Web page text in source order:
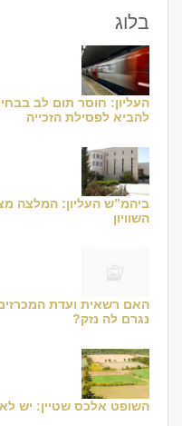
בלוג
העליון: חוסר תום לב
להביא לפסילת הזכייה
ביהמ”ש העליון: המלצה
השוויון
האם רשאית ועדת
נגרם לה נזק?
השופט אלכס שטיין: יש